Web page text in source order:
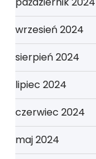
wrzesień 2024
sierpień 2024
lipiec 2024
czerwiec 2024
maj 2024